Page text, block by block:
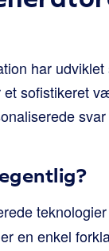
har
sofistikeret
en enkel